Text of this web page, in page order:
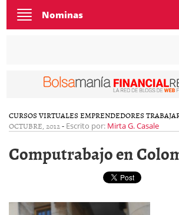
Toggle
navigation
Nominas
CURSOS VIRTUALES EMPRENDEDORES
OCTUBRE, 2012- Escrito por: Mirta G. Casale
Computrabajo en